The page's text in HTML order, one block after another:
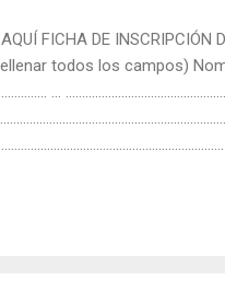
FICHA DE INSCRIPCIÓN
todos los campos)
…